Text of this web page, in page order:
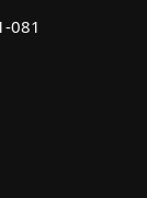
081